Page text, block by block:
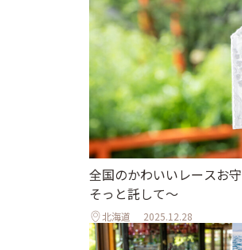
全国のかわいいレースお
そっと託して〜
北海道 2025.12.28